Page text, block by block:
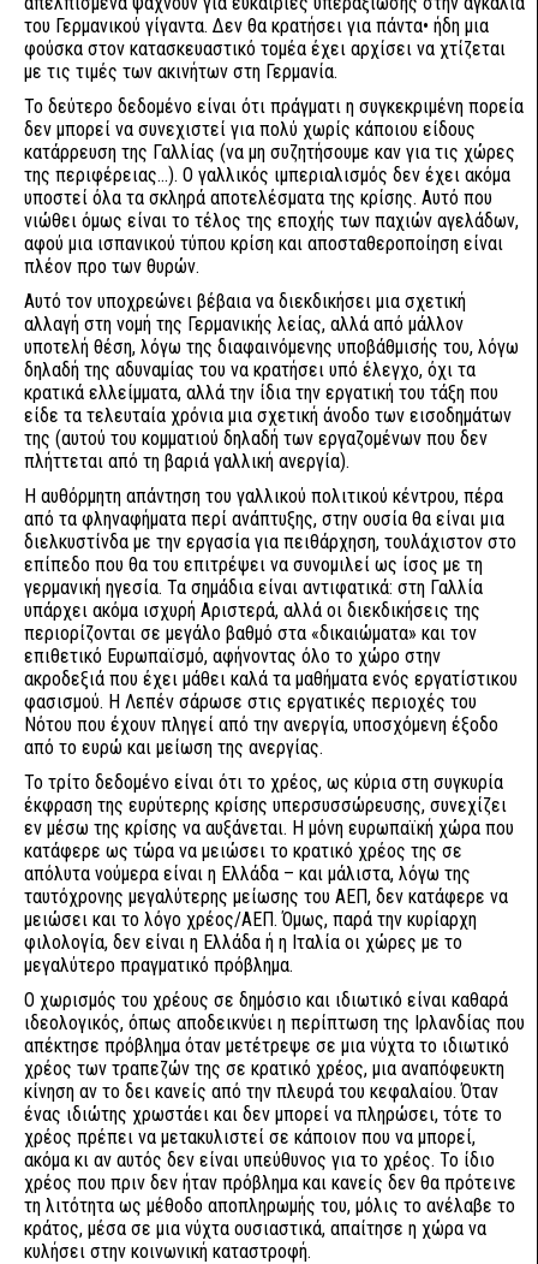
του Γερμανικού γίγαντα. Δεν θα κρατήσει για πάντα• ήδη μια
φούσκα στον κατασκευαστικό τομέα έχει αρχίσει να χτίζεται
με τις τιμές των ακινήτων στη Γερμανία.
Το δεύτερο δεδομένο είναι ότι πράγματι η συγκεκριμένη πορεία
δεν μπορεί να συνεχιστεί για πολύ χωρίς κάποιου είδους
κατάρρευση της Γαλλίας (να μη συζητήσουμε καν για τις χώρες
της περιφέρειας...). Ο γαλλικός ιμπεριαλισμός δεν έχει ακόμα
υποστεί όλα τα σκληρά αποτελέσματα της κρίσης. Αυτό που
νιώθει όμως είναι το τέλος της εποχής των παχιών αγελάδων,
αφού μια ισπανικού τύπου κρίση και αποσταθεροποίηση είναι
πλέον προ των θυρών.
Αυτό τον υποχρεώνει βέβαια να διεκδικήσει μια σχετική
αλλαγή στη νομή της Γερμανικής λείας, αλλά από μάλλον
υποτελή θέση, λόγω της διαφαινόμενης υποβάθμισής του, λόγω
δηλαδή της αδυναμίας του να κρατήσει υπό έλεγχο, όχι τα
κρατικά ελλείμματα, αλλά την ίδια την εργατική του τάξη που
είδε τα τελευταία χρόνια μια σχετική άνοδο των εισοδημάτων
της (αυτού του κομματιού δηλαδή των εργαζομένων που δεν
πλήττεται από τη βαριά γαλλική ανεργία).
Η αυθόρμητη απάντηση του γαλλικού πολιτικού κέντρου, πέρα
από τα φληναφήματα περί ανάπτυξης, στην ουσία θα είναι μια
διελκυστίνδα με την εργασία για πειθάρχηση, τουλάχιστον στο
επίπεδο που θα του επιτρέψει να συνομιλεί ως ίσος με τη
γερμανική ηγεσία. Τα σημάδια είναι αντιφατικά: στη Γαλλία
υπάρχει ακόμα ισχυρή Αριστερά, αλλά οι διεκδικήσεις της
περιορίζονται σε μεγάλο βαθμό στα «δικαιώματα» και τον
επιθετικό Ευρωπαϊσμό, αφήνοντας όλο το χώρο στην
ακροδεξιά που έχει μάθει καλά τα μαθήματα ενός εργατίστικου
φασισμού. Η Λεπέν σάρωσε στις εργατικές περιοχές του
Νότου που έχουν πληγεί από την ανεργία, υποσχόμενη έξοδο
από το ευρώ και μείωση της ανεργίας.
Το τρίτο δεδομένο είναι ότι το χρέος, ως κύρια στη συγκυρία
έκφραση της ευρύτερης κρίσης υπερσυσσώρευσης, συνεχίζει
εν μέσω της κρίσης να αυξάνεται. Η μόνη ευρωπαϊκή χώρα που
κατάφερε ως τώρα να μειώσει το κρατικό χρέος της σε
απόλυτα νούμερα είναι η Ελλάδα – και μάλιστα, λόγω της
ταυτόχρονης μεγαλύτερης μείωσης του ΑΕΠ, δεν κατάφερε να
μειώσει και το λόγο χρέος/ΑΕΠ. Όμως, παρά την κυρίαρχη
φιλολογία, δεν είναι η Ελλάδα ή η Ιταλία οι χώρες με το
μεγαλύτερο πραγματικό πρόβλημα.
Ο χωρισμός του χρέους σε δημόσιο και ιδιωτικό είναι καθαρά
ιδεολογικός, όπως αποδεικνύει η περίπτωση της Ιρλανδίας που
απέκτησε πρόβλημα όταν μετέτρεψε σε μια νύχτα το ιδιωτικό
χρέος των τραπεζών της σε κρατικό χρέος, μια αναπόφευκτη
κίνηση αν το δει κανείς από την πλευρά του κεφαλαίου. Όταν
ένας ιδιώτης χρωστάει και δεν μπορεί να πληρώσει, τότε το
χρέος πρέπει να μετακυλιστεί σε κάποιον που να μπορεί,
ακόμα κι αν αυτός δεν είναι υπεύθυνος για το χρέος. Το ίδιο
χρέος που πριν δεν ήταν πρόβλημα και κανείς δεν θα πρότεινε
τη λιτότητα ως μέθοδο αποπληρωμής του, μόλις το ανέλαβε το
κράτος, μέσα σε μια νύχτα ουσιαστικά, απαίτησε η χώρα να
κυλήσει στην κοινωνική καταστροφή.